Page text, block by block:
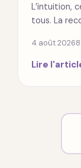
L’intuition,
tous. La
4 août 2026
Lire